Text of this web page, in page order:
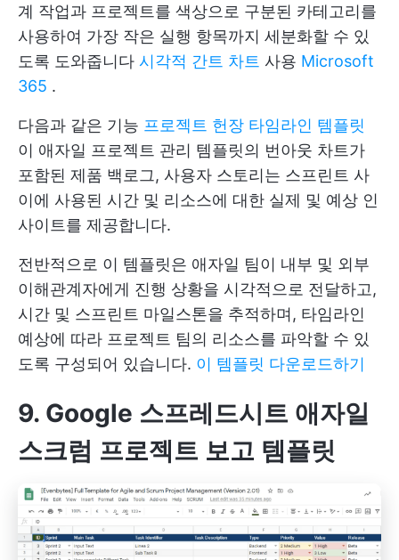
계 작업과 프로젝트를 색상으로 구분된 카테고리를
사용하여 가장 작은 실행 항목까지 세분화할 수 있
도록 도와줍니다 시각적 간트 차트 사용 Microsoft
365 .
다음과 같은 기능 프로젝트 헌장 타임라인 템플릿
이 애자일 프로젝트 관리 템플릿의 번아웃 차트가
포함된 제품 백로그, 사용자 스토리는 스프린트 사
이에 사용된 시간 및 리소스에 대한 실제 및 예상 인
사이트를 제공합니다.
전반적으로 이 템플릿은 애자일 팀이 내부 및 외부
이해관계자에게 진행 상황을 시각적으로 전달하고,
시간 및 스프린트 마일스톤을 추적하며, 타임라인
예상에 따라 프로젝트 팀의 리소스를 파악할 수 있
도록 구성되어 있습니다. 이 템플릿 다운로드하기
9. Google 스프레드시트 애자일
스크럼 프로젝트 보고 템플릿